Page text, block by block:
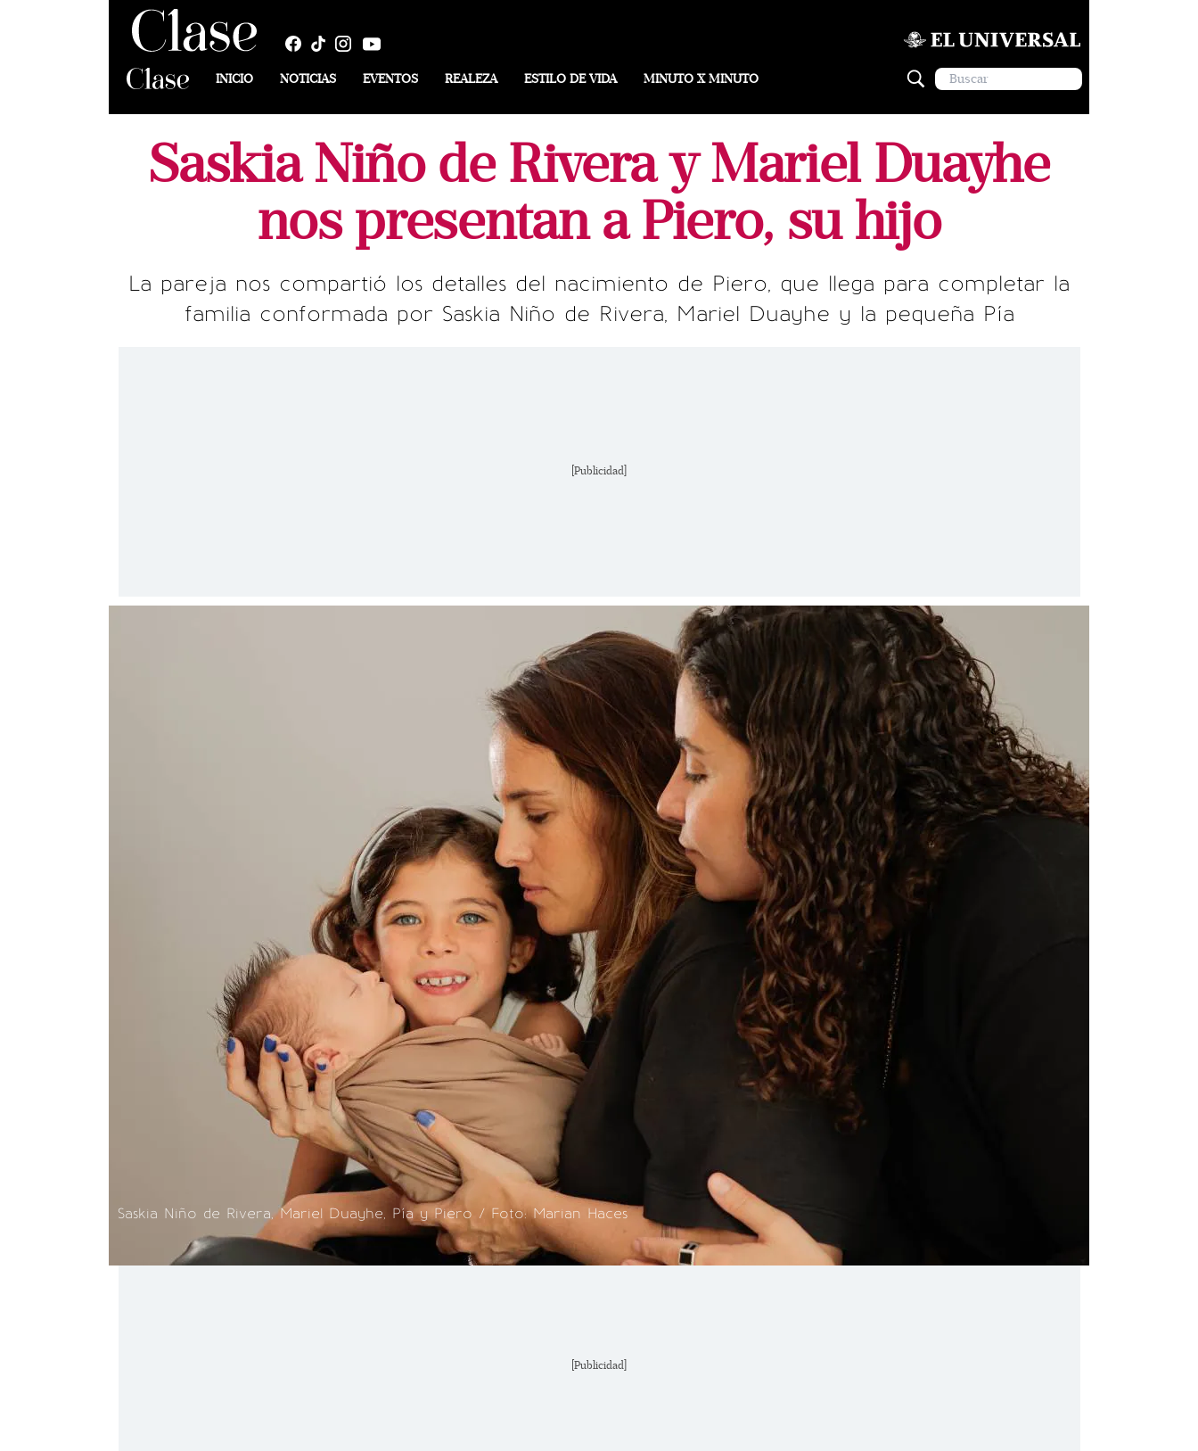
INICIO NOTICIAS EVENTOS REALEZA ESTILO DE VIDA MINUTO X MINUTO
Saskia Niño de Rivera y Mariel Duayhe
nos presentan a Piero, su hijo
La pareja nos compartió los detalles del nacimiento de Piero, que llega para completar la
familia conformada por Saskia Niño de Rivera, Mariel Duayhe y la pequeña Pía
[Publicidad]
Saskia Niño de Rivera, Mariel Duayhe, Pía y Piero / Foto: Marian Haces
[Publicidad]